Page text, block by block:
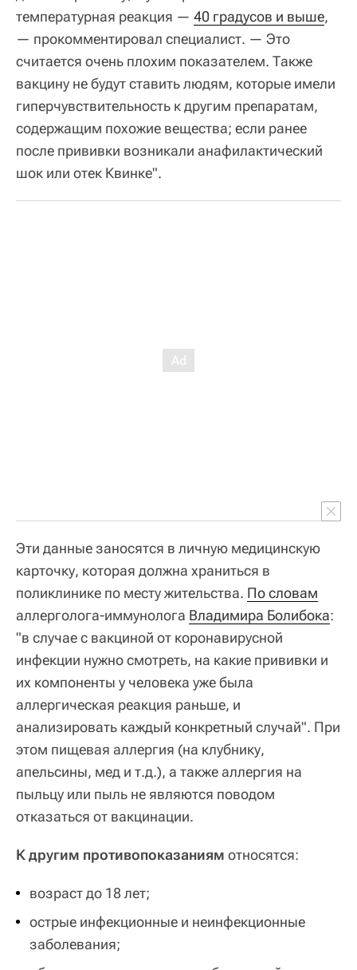
температурная реакция — 40 градусов и выше,
— прокомментировал специалист. — Это
считается очень плохим показателем. Также
вакцину не будут ставить людям, которые имели
гиперчувствительность к другим препаратам,
содержащим похожие вещества; если ранее
после прививки возникали анафилактический
шок или отек Квинке".
Эти данные заносятся в личную медицинскую
карточку, которая должна храниться в
поликлинике по месту жительства. По словам
аллерголога-иммунолога Владимира Болибока:
"в случае с вакциной от коронавирусной
инфекции нужно смотреть, на какие прививки и
их компоненты у человека уже была
аллергическая реакция раньше, и
анализировать каждый конкретный случай". При
этом пищевая аллергия (на клубнику,
апельсины, мед и т.д.), а также аллергия на
пыльцу или пыль не являются поводом
отказаться от вакцинации.
К другим противопоказаниям относятся:
возраст до 18 лет;
острые инфекционные и неинфекционные
заболевания;